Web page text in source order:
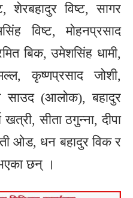
शेरबहादुर विष्ट, सागर
विष्ट, मोहनप्रसाद
बिक, उमेशसिंह धामी,
कृष्णप्रसाद जोशी,
साउद (आलोक), बहादुर
खत्री, सीता ठगुन्ना, दीपा
ओड, धन बहादुर विक र
छन् ।